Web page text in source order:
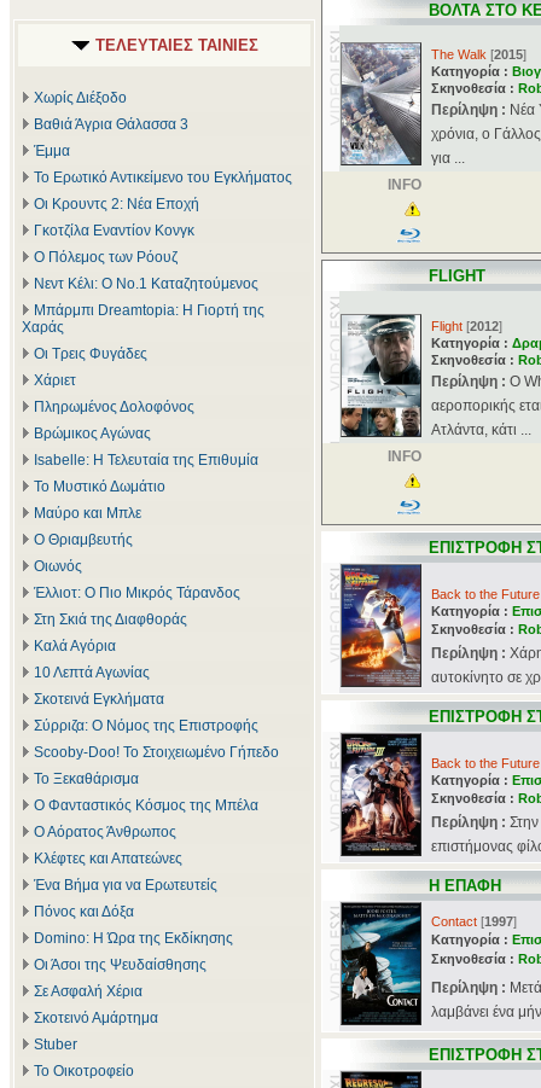
ΤΕΛΕΥΤΑΙΕΣ ΤΑΙΝΙΕΣ
Χωρίς Διέξοδο
Βαθιά Άγρια Θάλασσα 3
Έμμα
Το Ερωτικό Αντικείμενο του Εγκλήματος
Οι Κρουντς 2: Νέα Εποχή
Γκοτζίλα Εναντίον Κονγκ
Ο Πόλεμος των Ρόουζ
Νεντ Κέλι: Ο Νο.1 Καταζητούμενος
Μπάρμπι Dreamtopia: Η Γιορτή της
Χαράς
Οι Τρεις Φυγάδες
Χάριετ
Πληρωμένος Δολοφόνος
Βρώμικος Αγώνας
Isabelle: Η Τελευταία της Επιθυμία
Το Μυστικό Δωμάτιο
Μαύρο και Μπλε
Ο Θριαμβευτής
Οιωνός
Έλλιοτ: Ο Πιο Μικρός Τάρανδος
Στη Σκιά της Διαφθοράς
Καλά Αγόρια
10 Λεπτά Αγωνίας
Σκοτεινά Εγκλήματα
Σύρριζα: Ο Νόμος της Επιστροφής
Scooby-Doo! Το Στοιχειωμένο Γήπεδο
Το Ξεκαθάρισμα
Ο Φανταστικός Κόσμος της Μπέλα
Ο Αόρατος Άνθρωπος
Κλέφτες και Απατεώνες
Ένα Βήμα για να Ερωτευτείς
Πόνος και Δόξα
Domino: Η Ώρα της Εκδίκησης
Οι Άσοι της Ψευδαίσθησης
Σε Ασφαλή Χέρια
Σκοτεινό Αμάρτημα
Stuber
Το Οικοτροφείο
ΒΟΛΤΑ ΣΤΟ
The Walk [2015]
Κατηγορία :
Σκηνοθεσία :
Περίληψη : Νέα
χρόνια, ο
για ...
INFO
FLIGHT
Flight [2012]
Κατηγορία :
Σκηνοθεσία :
Περίληψη : Ο
αεροπορικής
Ατλάντα, κάτι ...
INFO
ΕΠΙΣΤΡΟΦΗ
Back to the Future
Κατηγορία :
Σκηνοθεσία :
Περίληψη :
αυτοκίνητο σε
ΕΠΙΣΤΡΟΦΗ
Back to the
Κατηγορία :
Σκηνοθεσία :
Περίληψη :
επιστήμονας
Η ΕΠΑΦΗ
Contact [1997]
Κατηγορία :
Σκηνοθεσία :
Περίληψη :
λαμβάνει ένα
ΕΠΙΣΤΡΟΦΗ